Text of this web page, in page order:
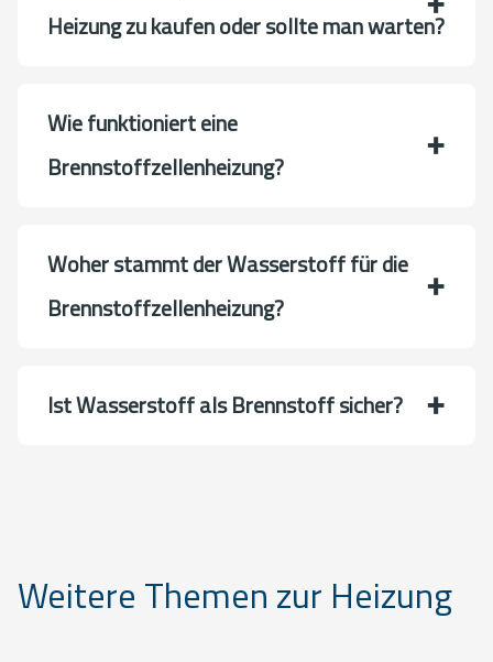
Heizung zu kaufen oder sollte man warten?
Wie funktioniert eine
Brennstoffzellenheizung?
Woher stammt der Wasserstoff für die
Brennstoffzellenheizung?
Ist Wasserstoff als Brennstoff sicher?
Weitere Themen zur Heizung